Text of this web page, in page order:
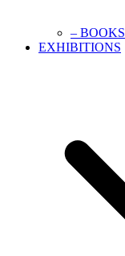
– BOOKS
EXHIBITIONS